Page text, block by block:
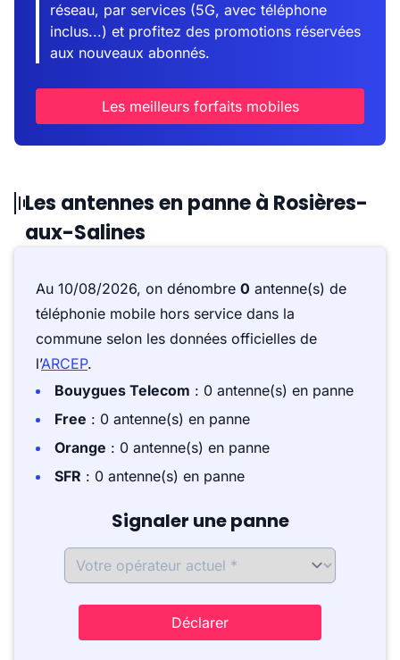
réseau, par services (5G, avec téléphone
inclus...) et profitez des promotions réservées
aux nouveaux abonnés.
Les meilleurs forfaits mobiles
Les antennes en panne à Rosières-
aux-Salines
Au 10/08/2026, on dénombre 0 antenne(s) de
téléphonie mobile hors service dans la
commune selon les données officielles de
l’ARCEP.
Bouygues Telecom : 0 antenne(s) en panne
Free : 0 antenne(s) en panne
Orange : 0 antenne(s) en panne
SFR : 0 antenne(s) en panne
Signaler une panne
Déclarer